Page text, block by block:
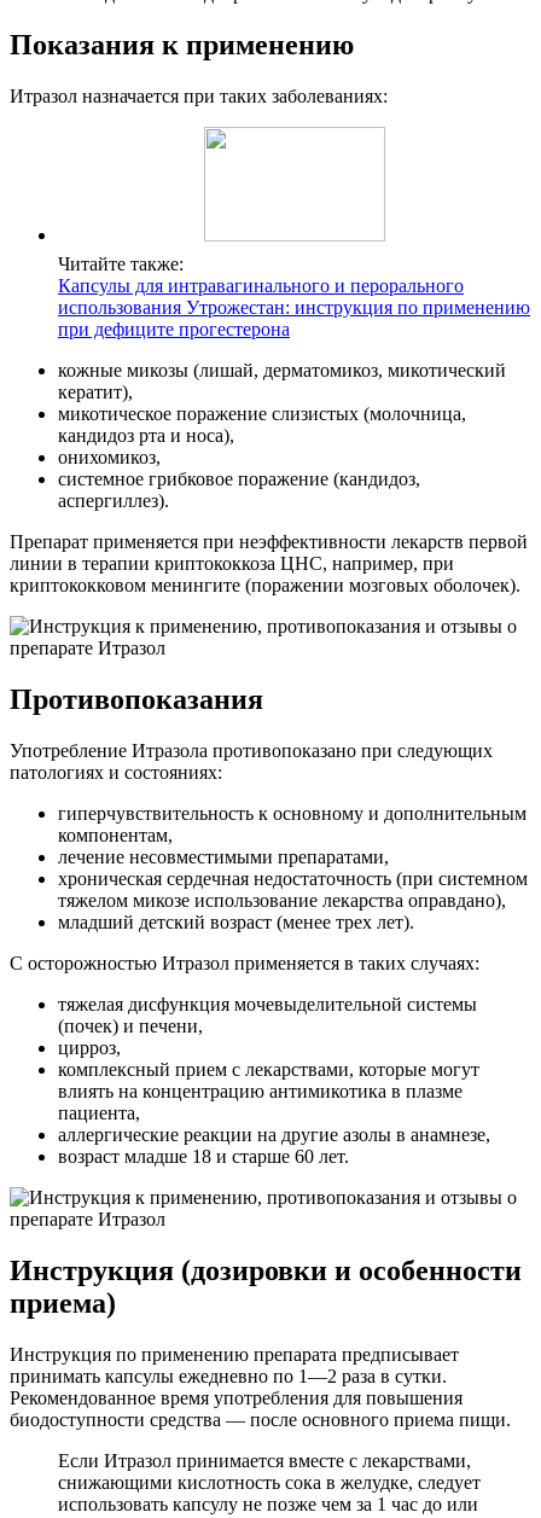
Показания к применению
Итразол назначается при таких заболеваниях:
Читайте также:
Капсулы для интравагинального и перорального
использования Утрожестан: инструкция по применению
при дефиците прогестерона
кожные микозы (лишай, дерматомикоз, микотический
кератит),
микотическое поражение слизистых (молочница,
кандидоз рта и носа),
онихомикоз,
системное грибковое поражение (кандидоз,
аспергиллез).
Препарат применяется при неэффективности лекарств первой
линии в терапии криптококкоза ЦНС, например, при
криптококковом менингите (поражении мозговых оболочек).
Противопоказания
Употребление Итразола противопоказано при следующих
патологиях и состояниях:
гиперчувствительность к основному и дополнительным
компонентам,
лечение несовместимыми препаратами,
хроническая сердечная недостаточность (при системном
тяжелом микозе использование лекарства оправдано),
младший детский возраст (менее трех лет).
С осторожностью Итразол применяется в таких случаях:
тяжелая дисфункция мочевыделительной системы
(почек) и печени,
цирроз,
комплексный прием с лекарствами, которые могут
влиять на концентрацию антимикотика в плазме
пациента,
аллергические реакции на другие азолы в анамнезе,
возраст младше 18 и старше 60 лет.
Инструкция (дозировки и особенности
приема)
Инструкция по применению препарата предписывает
принимать капсулы ежедневно по 1—2 раза в сутки.
Рекомендованное время употребления для повышения
биодоступности средства — после основного приема пищи.
Если Итразол принимается вместе с лекарствами,
снижающими кислотность сока в желудке, следует
использовать капсулу не позже чем за 1 час до или